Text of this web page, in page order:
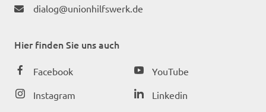
dialog@unionhilfswerk.de
Hier finden Sie uns auch
Facebook
Instagram
YouTube
Linkedin